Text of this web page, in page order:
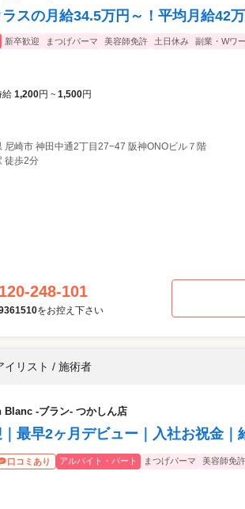
スの月給34.5万円～！平均月給42
新卒歓迎 まつげパーマ 美容師免許 土日休み 副業・Wワ
給 1,200円 ~ 1,500円
尼崎市 神田中通2丁目27−47 阪神ONOビル７階
徒歩2分
248-101
をお控え下さい
イリスト / 施術者
-ブラン- つかしん店
最早2ヶ月デビュー｜入社お祝金｜
口コミあり アルバイト・パート まつげパーマ 美容師免許